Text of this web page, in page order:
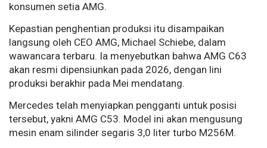
konsumen setia AMG.
Kepastian penghentian produksi itu disampaikan
langsung oleh CEO AMG, Michael Schiebe, dalam
wawancara terbaru. Ia menyebutkan bahwa AMG C63
akan resmi dipensiunkan pada 2026, dengan lini
produksi berakhir pada Mei mendatang.
Mercedes telah menyiapkan pengganti untuk posisi
tersebut, yakni AMG C53. Model ini akan mengusung
mesin enam silinder segaris 3,0 liter turbo M256M.